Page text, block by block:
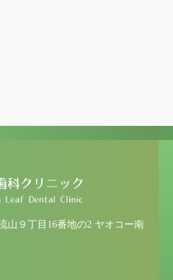
山９丁目16番地の2 ヤオコー南